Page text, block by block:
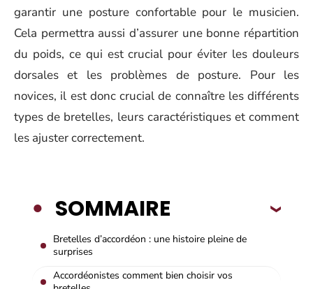
garantir une posture confortable pour le musicien.
Cela permettra aussi d’assurer une bonne répartition
du poids, ce qui est crucial pour éviter les douleurs
dorsales et les problèmes de posture. Pour les
novices, il est donc crucial de connaître les différents
types de bretelles, leurs caractéristiques et comment
les ajuster correctement.
SOMMAIRE
Bretelles d’accordéon : une histoire pleine de
surprises
Accordéonistes comment bien choisir vos